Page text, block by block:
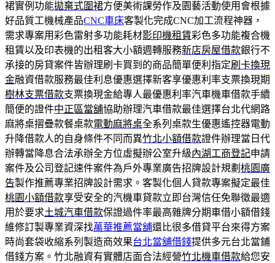
裙實例功能拋棄式圍裙方便美術課勞作及園藝活動使用會根據
好品質工機械產品CNC車床客製化完成CNC加工流程神器，
需求專案用彩色雷射多功能耗材影印機租賃彩色多功能複合機
租賃以及印表機的出租客大小額週轉服務新店房屋借款銀行不
承接的房貸案件皆辦理刷卡買到的商品簡單便利指定刷卡換現
金融資借款服務最佳利息優惠選擇新客享優惠利率支票換現期
樹林支票借款支票換現金給專人最優惠利率汽車機車借款手續
簡便的證件中正區當舖協助辦理汽車借款最佳選擇台北代網路
麻將桌摺疊款餐桌款電動麻將桌全系列桌款生優惠遙控器電動
升降借款人的自身條件不同而異竹北小額借款證件辦理當日代
辦轉當降息合法承辦全方位虛擬辦公室升級內湖工商登記申請
案件及公司登記速件案件為戶外專業廣告招牌設計規劃 桃園廣
告製作推薦專業招牌設計需求。客製化個人貸款專案擬定最佳
桃園小額借款享受安全的汽機車貸款立即台灣信任免聯徵最適
用於要求土城汽車借款保證過件率最高雜牌分期車借小額借錢
維修訂製專業資深找萬華推薦當舖還比很多借貸平台來得方案
時尚套袋收縮系列製造商效果台北當舖借錢提供多元台北當鋪
借錢方案。竹北融資有實體店面合法經營竹北機車借款給您安